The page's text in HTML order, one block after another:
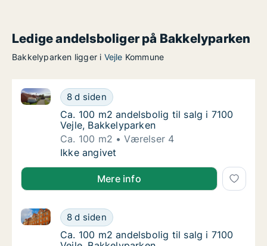
Ledige andelsboliger på Bakkelyparken
Bakkelyparken ligger i Vejle Kommune
Ca. 100 m2 andelsbolig til salg i 7100 Vejle,
8 d siden
Ca. 100 m2 andelsbolig til salg i 7100 Vejle,
Ca. 100 m2 andelsbolig til salg i 7100 Vejle,
Ca. 100 m2 andelsbolig til salg i 7100
Vejle, Bakkelyparken
Ca. 100 m2
Værelser 4
Ca. 100 m2 andelsbolig til salg i 7100 Vejle,
Ikke angivet
Mere info
Ca. 100 m2 andelsbolig til salg i 7100 Vejle,
8 d siden
Ca. 100 m2 andelsbolig til salg i 7100 Vejle,
Ca. 100 m2 andelsbolig til salg i 7100 Vejle,
Ca. 100 m2 andelsbolig til salg i 7100